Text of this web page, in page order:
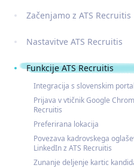
Začenjamo z ATS Recruitis
Nastavitve ATS Recruitis
Funkcije ATS Recruitis
Integracija s slovenskim
Prijava v vtičnik Google
Recruitis
Preferirana lokacija
Povezava kadrovskega
LinkedIn z ATS Recruitis
Zunanje deljenje kartic